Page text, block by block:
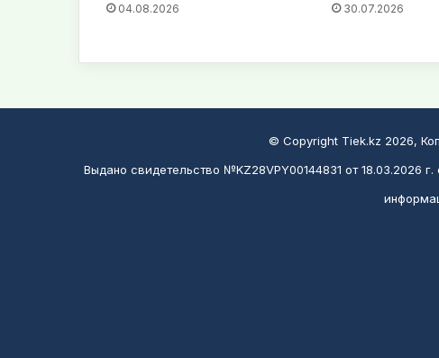
04.08.2026 30.07.2026
© Copyright Tiek.kz 2026,
Выдано свидетельство №KZ28VPY00144831 от 18.03.2026